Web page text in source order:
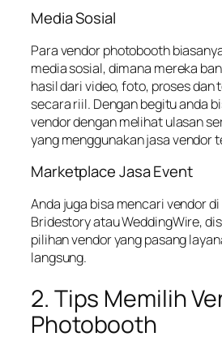
Media Sosial
Para vendor photobooth
media sosial, dimana mereka
hasil dari video, foto, proses dan
secara riil. Dengan begitu anda
vendor dengan melihat ulasan
yang menggunakan jasa vendor
Marketplace Jasa Event
Anda juga bisa mencari vendor
Bridestory atau WeddingWire,
pilihan vendor yang pasang
langsung.
2. Tips Memilih
Photobooth